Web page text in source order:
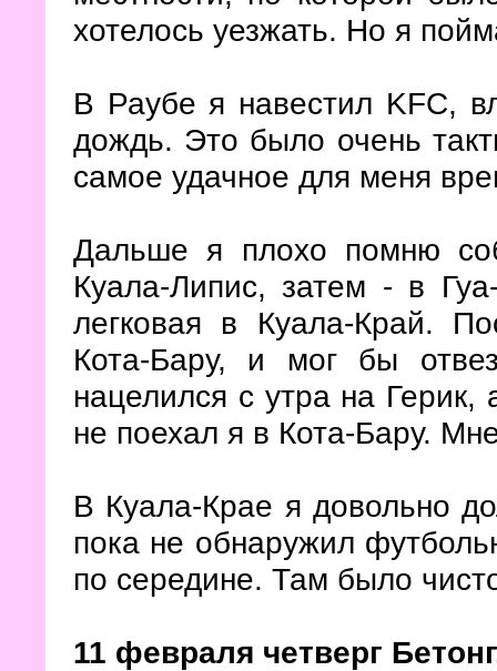
хотелось уезжать. Но я
В Раубе я навестил KFC,
дождь. Это было очень
самое удачное для меня
Дальше я плохо помню
Куала-Липис, затем - в
легковая в Куала-Край.
Кота-Бару, и мог бы
нацелился с утра на
не поехал я в Кота-Бару.
В Куала-Крае я довольно
пока не обнаружил
по середине. Там было
11 февраля четверг